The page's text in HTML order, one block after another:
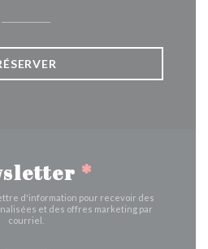
*
d'information pour recevoir des
et des offres marketing par
courriel.